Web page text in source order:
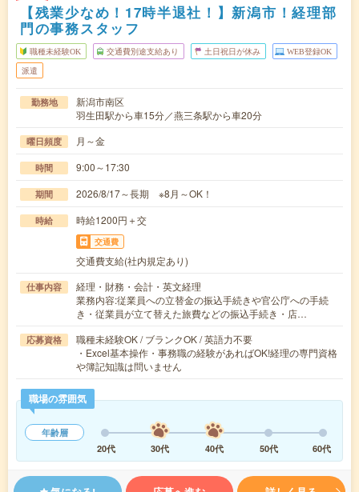
【残業少なめ！17時半退社！】新潟市！経理部
門の事務スタッフ
職種未経験OK 交通費別途支給あり 土日祝日が休み WEB登録OK
派遣
勤務地
新潟市南区
羽生田駅から車15分／燕三条駅から車20分
曜日頻度 月～金
時間 9:00～17:30
期間 2026/8/17～長期 ※8月～OK！
時給 時給1200円＋交
交通費
交通費支給(社内規定あり)
仕事内容
経理・財務・会計・英文経理
業務内容:従業員への立替金の振込手続きや官公庁への手続
き・従業員が立て替えた旅費などの振込手続き・店…
応募資格
職種未経験OK / ブランクOK / 英語力不要
・Excel基本操作・事務職の経験があればOK!経理の専門資格
や簿記知識は問いません
職場の雰囲気
年齢層
20代
30代 40代 50代 60代